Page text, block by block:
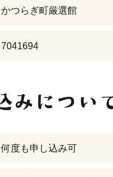
かつらぎ町厳選館
7041694
何度も申し込み可